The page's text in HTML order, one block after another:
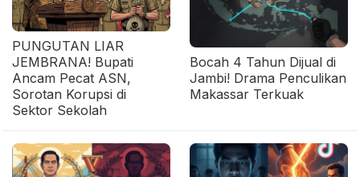
PUNGUTAN LIAR
JEMBRANA! Bupati
Ancam Pecat ASN,
Sorotan Korupsi di
Sektor Sekolah
Bocah 4 Tahun Dijual di
Jambi! Drama Penculikan
Makassar Terkuak